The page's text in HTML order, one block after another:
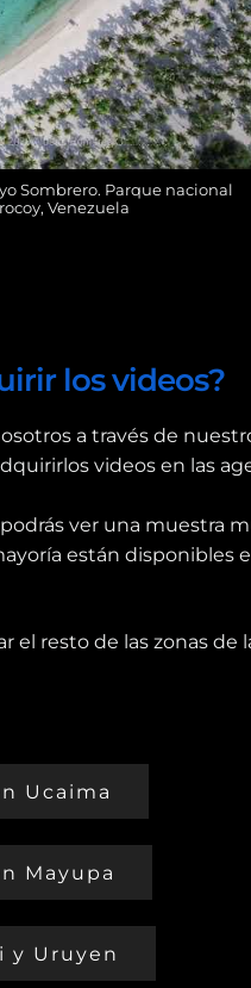
Sombrero. Parque nacional
Venezuela
los videos?
a través de
videos en las
ver una muestra
están disponibles
el resto de las zonas de
Ucaima
Mayupa
y Uruyen